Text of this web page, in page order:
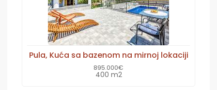
Pula, Kuća sa bazenom na mirnoj lokaciji
895.000€
400 m2